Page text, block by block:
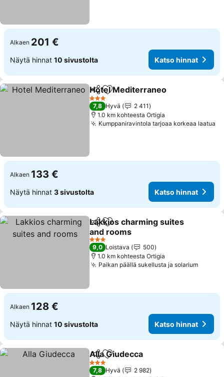
Alkaen 201 €
Näytä hinnat 10 sivustolta Katso hinnat
Jaa Lisää suosikkeihin
Hotel Mediterraneo
3 Tähtiluokitus
7,8 Hyvä
2 411
1.0 km kohteesta Ortigia
Kumppaniravintola tarjoaa korkeaa laatua
Alkaen 133 €
Näytä hinnat 3 sivustolta Katso hinnat
Jaa Lisää suosikkeihin
Lakkios charming suites
and rooms
3 Tähtiluokitus
9,0 Loistava
500
1.0 km kohteesta Ortigia
Paikan päällä sukellusta ja solarium
Alkaen 128 €
Näytä hinnat 10 sivustolta Katso hinnat
Jaa Lisää suosikkeihin
Alla Giudecca
3 Tähtiluokitus
7,8 Hyvä
2 982